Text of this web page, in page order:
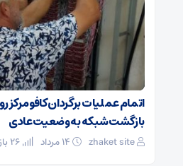
اتمام عملیات برگردان کافو مرکز
بازگشت شبکه به وضعیت عادی
zhaket site